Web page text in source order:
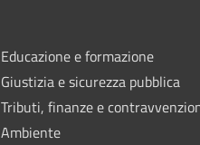
Educazione e formazione
Giustizia e sicurezza pubblica
Tributi, finanze e
Ambiente